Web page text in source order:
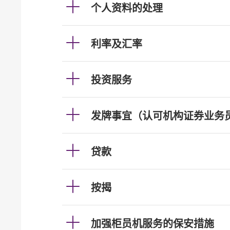
个人资料的处理
利率及汇率
投资服务
发牌事宜（认可机构证券业务
贷款
按揭
加强柜员机服务的保安措施